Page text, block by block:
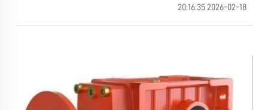
2026-02-18 20:16:35